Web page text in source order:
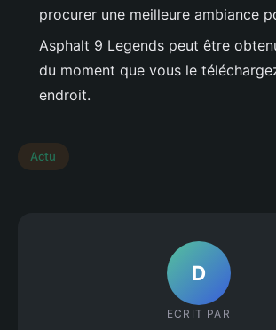
procurer une meilleure ambiance
Asphalt 9 Legends peut être
du moment que vous le
endroit.
Actu
D
ECRIT PAR